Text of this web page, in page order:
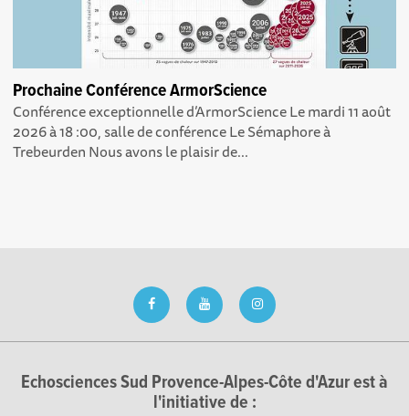
Prochaine Conférence ArmorScience
Conférence exceptionnelle d’ArmorScience Le mardi 11 août
2026 à 18 :00, salle de conférence Le Sémaphore à
Trebeurden Nous avons le plaisir de...
Echosciences Sud Provence-Alpes-Côte d'Azur est à
l'initiative de :